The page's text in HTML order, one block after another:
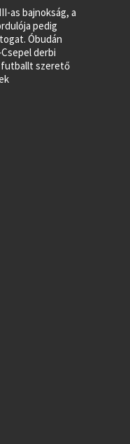
as bajnokság, a
pedig
Óbudán
derbi
futballt szerető